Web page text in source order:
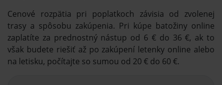
Cenové rozpätia pri poplatkoch závisia od zvolenej
trasy a spôsobu zakúpenia. Pri kúpe batožiny online
zaplatíte za prednostný nástup od 6 € do 36 €, ak to
však budete riešiť až po zakúpení letenky online alebo
na letisku, počítajte so sumou od 20 € do 60 €.